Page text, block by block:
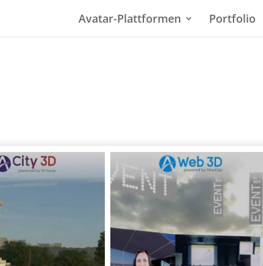
Avatar-Plattformen Portfolio